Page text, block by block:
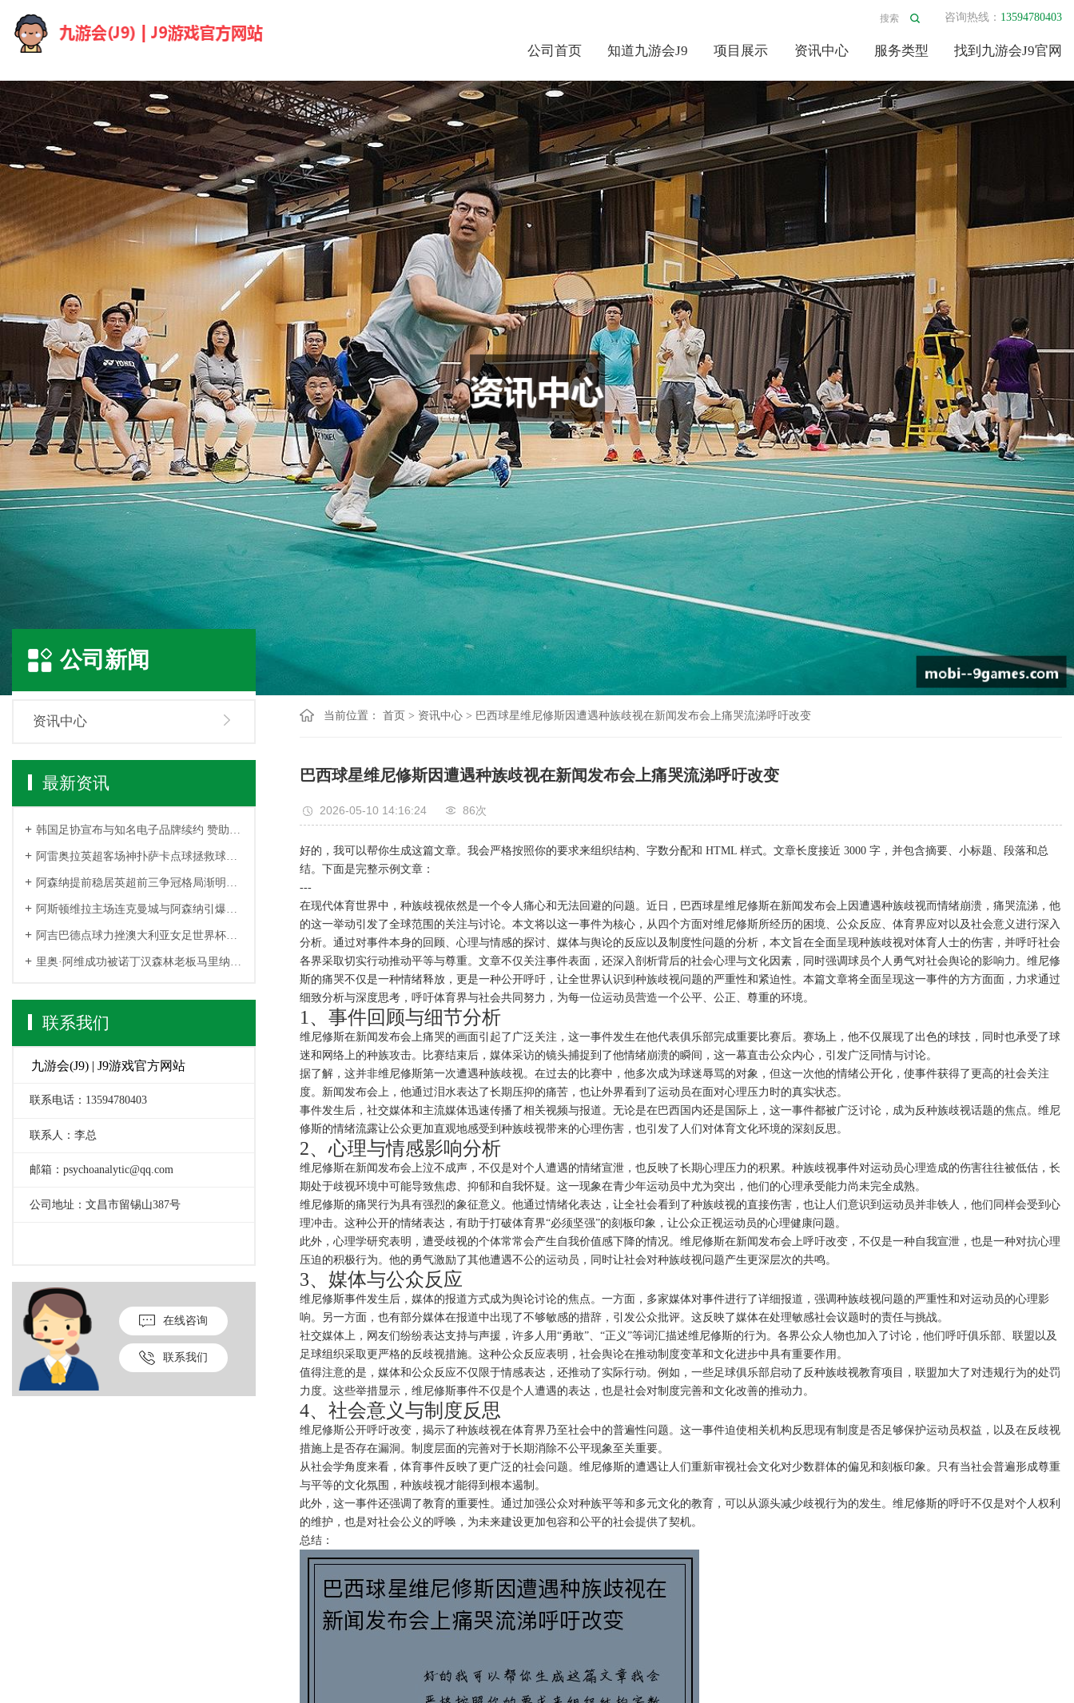
咨询热线： 13594780403
公司首页 知道九游会J9 项目展示 资讯中心 服务类型 找到九游会J9官网
公司新闻
资讯中心
最新资讯
韩国足协宣布与知名电子品牌续约 赞助资金用于青少年梯队建设
阿雷奥拉英超客场神扑萨卡点球拯救球队一战封神门神之夜震撼全场
阿森纳提前稳居英超前三争冠格局渐明年轻阵容展现强大竞争力
阿斯顿维拉主场连克曼城与阿森纳引爆英超争冠新悬念
阿吉巴德点球力挫澳大利亚女足世界杯小组赛爆冷胜出
里奥·阿维成功被诺丁汉森林老板马里纳基斯收购完成
联系我们
九游会(J9) | J9游戏官方网站
联系电话：13594780403
联系人：李总
邮箱：psychoanalytic@qq.com
公司地址：文昌市留锡山387号
在线咨询
联系我们
当前位置： 首页> 资讯中心> 巴西球星维尼修斯因遭遇种族歧视在新闻发布会上痛哭流涕呼吁改变
巴西球星维尼修斯因遭遇种族歧视在新闻发布会上痛哭流涕呼吁改变
2026-05-10 14:16:24 86次
好的，我可以帮你生成这篇文章。我会严格按照你的要求来组织结构、字数分配和 HTML 样式。文章长度接近 3000 字，并包含摘要、小标题、段落和总
结。下面是完整示例文章：
---
在现代体育世界中，种族歧视依然是一个令人痛心和无法回避的问题。近日，巴西球星维尼修斯在新闻发布会上因遭遇种族歧视而情绪崩溃，痛哭流涕，他
的这一举动引发了全球范围的关注与讨论。本文将以这一事件为核心，从四个方面对维尼修斯所经历的困境、公众反应、体育界应对以及社会意义进行深入
分析。通过对事件本身的回顾、心理与情感的探讨、媒体与舆论的反应以及制度性问题的分析，本文旨在全面呈现种族歧视对体育人士的伤害，并呼吁社会
各界采取切实行动推动平等与尊重。文章不仅关注事件表面，还深入剖析背后的社会心理与文化因素，同时强调球员个人勇气对社会舆论的影响力。维尼修
斯的痛哭不仅是一种情绪释放，更是一种公开呼吁，让全世界认识到种族歧视问题的严重性和紧迫性。本篇文章将全面呈现这一事件的方方面面，力求通过
细致分析与深度思考，呼吁体育界与社会共同努力，为每一位运动员营造一个公平、公正、尊重的环境。
1、事件回顾与细节分析
维尼修斯在新闻发布会上痛哭的画面引起了广泛关注，这一事件发生在他代表俱乐部完成重要比赛后。赛场上，他不仅展现了出色的球技，同时也承受了球
迷和网络上的种族攻击。比赛结束后，媒体采访的镜头捕捉到了他情绪崩溃的瞬间，这一幕直击公众内心，引发广泛同情与讨论。
据了解，这并非维尼修斯第一次遭遇种族歧视。在过去的比赛中，他多次成为球迷辱骂的对象，但这一次他的情绪公开化，使事件获得了更高的社会关注
度。新闻发布会上，他通过泪水表达了长期压抑的痛苦，也让外界看到了运动员在面对心理压力时的真实状态。
事件发生后，社交媒体和主流媒体迅速传播了相关视频与报道。无论是在巴西国内还是国际上，这一事件都被广泛讨论，成为反种族歧视话题的焦点。维尼
修斯的情绪流露让公众更加直观地感受到种族歧视带来的心理伤害，也引发了人们对体育文化环境的深刻反思。
2、心理与情感影响分析
维尼修斯在新闻发布会上泣不成声，不仅是对个人遭遇的情绪宣泄，也反映了长期心理压力的积累。种族歧视事件对运动员心理造成的伤害往往被低估，长
期处于歧视环境中可能导致焦虑、抑郁和自我怀疑。这一现象在青少年运动员中尤为突出，他们的心理承受能力尚未完全成熟。
维尼修斯的痛哭行为具有强烈的象征意义。他通过情绪化表达，让全社会看到了种族歧视的直接伤害，也让人们意识到运动员并非铁人，他们同样会受到心
理冲击。这种公开的情绪表达，有助于打破体育界“必须坚强”的刻板印象，让公众正视运动员的心理健康问题。
此外，心理学研究表明，遭受歧视的个体常常会产生自我价值感下降的情况。维尼修斯在新闻发布会上呼吁改变，不仅是一种自我宣泄，也是一种对抗心理
压迫的积极行为。他的勇气激励了其他遭遇不公的运动员，同时让社会对种族歧视问题产生更深层次的共鸣。
3、媒体与公众反应
维尼修斯事件发生后，媒体的报道方式成为舆论讨论的焦点。一方面，多家媒体对事件进行了详细报道，强调种族歧视问题的严重性和对运动员的心理影
响。另一方面，也有部分媒体在报道中出现了不够敏感的措辞，引发公众批评。这反映了媒体在处理敏感社会议题时的责任与挑战。
社交媒体上，网友们纷纷表达支持与声援，许多人用“勇敢”、“正义”等词汇描述维尼修斯的行为。各界公众人物也加入了讨论，他们呼吁俱乐部、联盟以及
足球组织采取更严格的反歧视措施。这种公众反应表明，社会舆论在推动制度变革和文化进步中具有重要作用。
值得注意的是，媒体和公众反应不仅限于情感表达，还推动了实际行动。例如，一些足球俱乐部启动了反种族歧视教育项目，联盟加大了对违规行为的处罚
力度。这些举措显示，维尼修斯事件不仅是个人遭遇的表达，也是社会对制度完善和文化改善的推动力。
4、社会意义与制度反思
维尼修斯公开呼吁改变，揭示了种族歧视在体育界乃至社会中的普遍性问题。这一事件迫使相关机构反思现有制度是否足够保护运动员权益，以及在反歧视
措施上是否存在漏洞。制度层面的完善对于长期消除不公平现象至关重要。
从社会学角度来看，体育事件反映了更广泛的社会问题。维尼修斯的遭遇让人们重新审视社会文化对少数群体的偏见和刻板印象。只有当社会普遍形成尊重
与平等的文化氛围，种族歧视才能得到根本遏制。
此外，这一事件还强调了教育的重要性。通过加强公众对种族平等和多元文化的教育，可以从源头减少歧视行为的发生。维尼修斯的呼吁不仅是对个人权利
的维护，也是对社会公义的呼唤，为未来建设更加包容和公平的社会提供了契机。
总结：